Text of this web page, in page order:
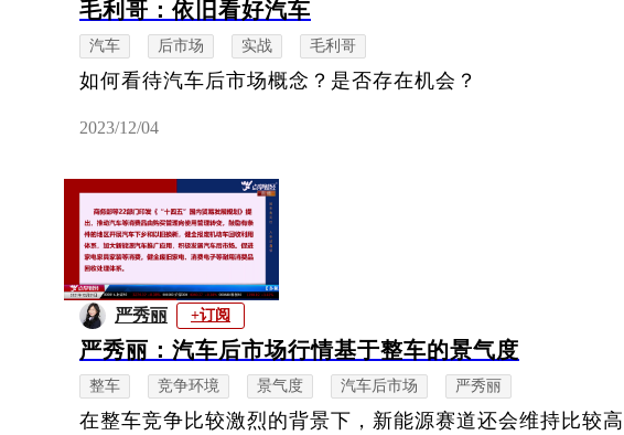
毛利哥：依旧看好汽车
汽车 后市场 实战 毛利哥
如何看待汽车后市场概念？是否存在机会？
2023/12/04
严秀丽 +订阅
严秀丽：汽车后市场行情基于整车的景气度
整车 竞争环境 景气度 汽车后市场 严秀丽
在整车竞争比较激烈的背景下，新能源赛道还会维持比较高